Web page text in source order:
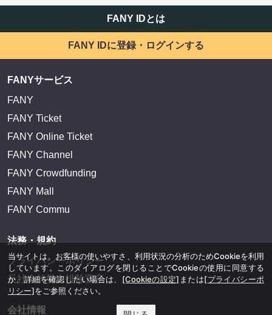
FANY IDとは
FANY IDに登録・ログインする
FANYサービス
FANY
FANY Ticket
FANY Online Ticket
FANY Channel
FANY Crowdfunding
FANY Mall
FANY Commu
法務・規約
プライバシーポリシー
反社会的勢力排除宣言
会社情報
当サイトは、お客様の使いやすさ、利用状況の分析のためCookieを利用
しています。このダイアログを閉じることでCookieの使用に同意する
か、詳細を確認したい場合は、 [Cookieの設定] または[プライバシーポ
リシー]をご参照ください。